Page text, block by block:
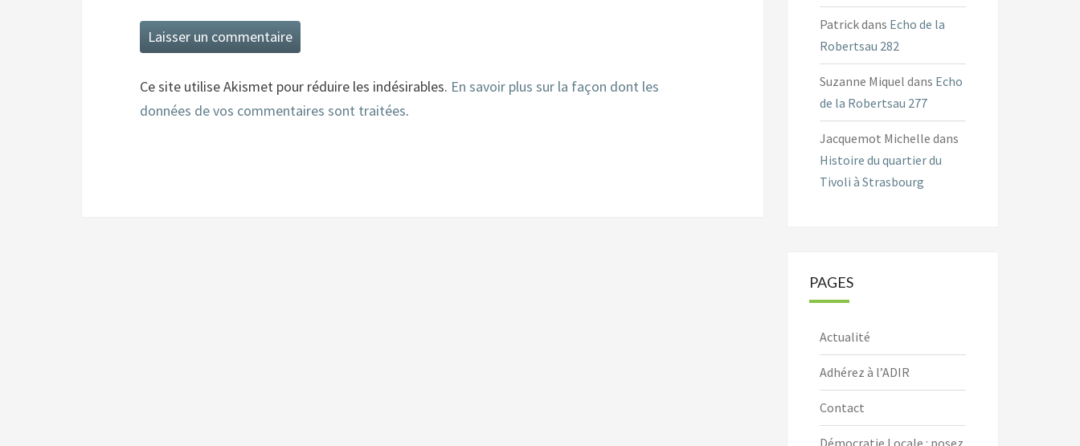
Ce site utilise Akismet pour réduire les indésirables. En savoir plus sur la façon dont les
données de vos commentaires sont traitées.
Patrickdans Echo de la
Robertsau 282
Suzanne Miquel dans Echo
de la Robertsau 277
Jacquemot Michelle dans
Histoire du quartier du
Tivoli à Strasbourg
PAGES
Actualité
Adhérez à l’ADIR
Contact
Démocratie Locale : posez